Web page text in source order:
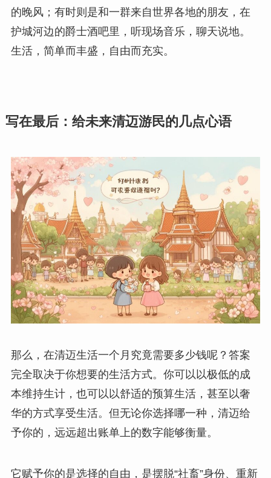
的晚风；有时则是和一群来自世界各地的朋友，在
护城河边的爵士酒吧里，听现场音乐，聊天说地。
生活，简单而丰盛，自由而充实。
写在最后：给未来清迈游民的几点心语
那么，在清迈生活一个月究竟需要多少钱呢？答案
完全取决于你想要的生活方式。你可以以极低的成
本维持生计，也可以以舒适的预算生活，甚至以奢
华的方式享受生活。但无论你选择哪一种，清迈给
予你的，远远超出账单上的数字能够衡量。
它赋予你的是选择的自由，是摆脱“社畜”身份、重新